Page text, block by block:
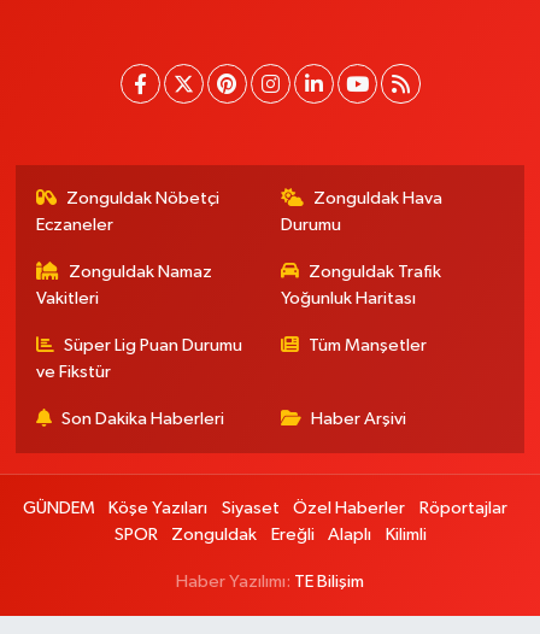
Zonguldak Nöbetçi
Eczaneler
Zonguldak Hava
Durumu
Zonguldak Namaz
Vakitleri
Zonguldak Trafik
Yoğunluk Haritası
Süper Lig Puan Durumu
ve Fikstür
Tüm Manşetler
Son Dakika Haberleri Haber Arşivi
GÜNDEM Köşe Yazıları Siyaset Özel Haberler
Röportajlar
SPOR
Zonguldak Ereğli Alaplı Kilimli
Haber Yazılımı: TE Bilişim